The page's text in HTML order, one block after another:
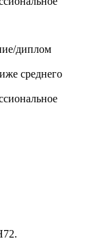
диплом
среднего